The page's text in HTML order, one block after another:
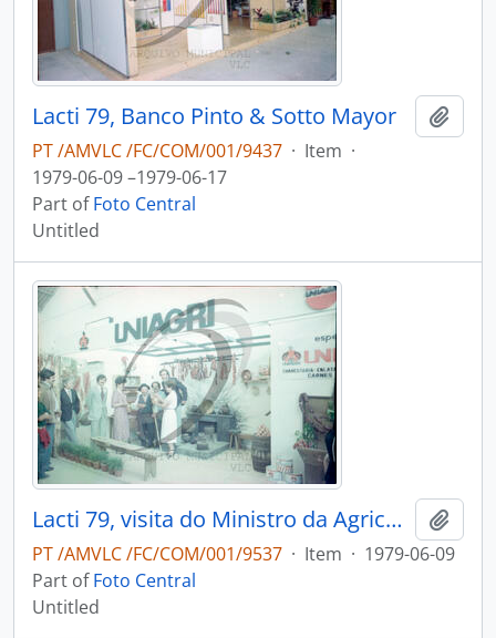
Lacti 79, Banco Pinto & Sotto Mayor
PT /AMVLC /FC/COM/001/9437 · Item ·
1979-06-09 –1979-06-17
Part ofFoto Central
Untitled
Lacti 79, visita do Ministro da Agricultura e Pescas e do Governador Civil de Aveiro
PT /AMVLC /FC/COM/001/9537 · Item · 1979-06-09
Part ofFoto Central
Untitled